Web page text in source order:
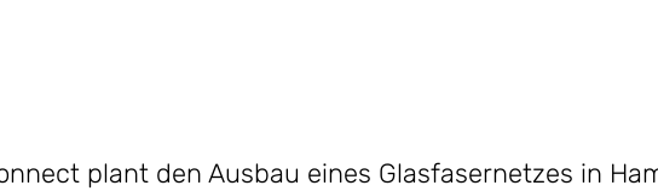
plant den Ausbau eines Glasfasernetzes in